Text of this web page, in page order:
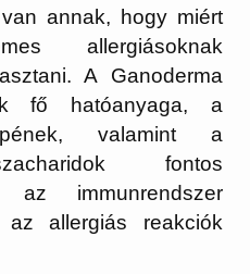
annak, hogy miért
allergiásoknak
A Ganoderma
fő hatóanyaga, a
valamint a
fontos
az immunrendszer
az allergiás reakciók